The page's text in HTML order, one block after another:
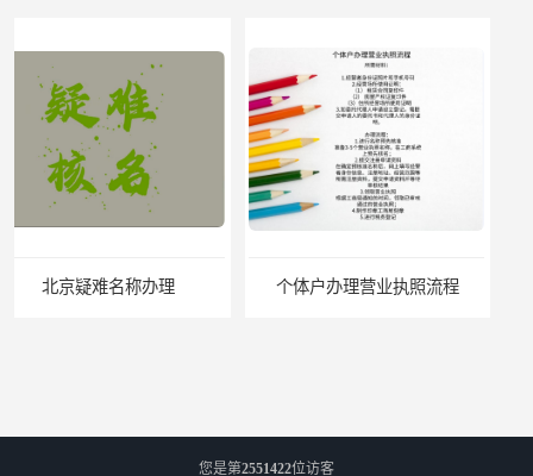
个体户办理营业执照流程
您是第2551422位访客